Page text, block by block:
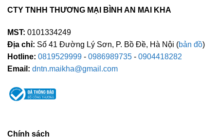
CTY TNHH THƯƠNG MẠI BÌNH AN MAI KHA
MST: 0101334249
Địa chỉ: Số 41 Đường Lý Sơn, P. Bồ Đề, Hà Nội (bản đồ)
Hotline: 0819529999 - 0986989735 - 0904418282
Email: dntn.maikha@gmail.com
Chính sách